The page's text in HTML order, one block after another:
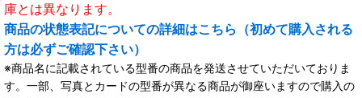
庫とは異なります。
商品の状態表記についての詳細はこちら（初めて購入される
方は必ずご確認下さい）
※商品名に記載されている型番の商品を発送させていただいておりま
す。一部、写真とカードの型番が異なる商品が御座いますので購入の